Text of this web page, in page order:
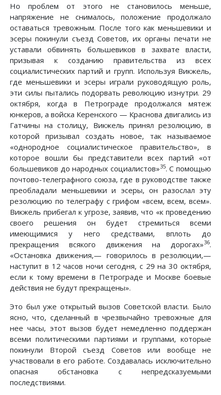
Но проблем от этого не становилось меньше,
напряжение не снималось, положение продолжало
оставаться тревожным. После того как меньшевики и
эсеры покинули съезд Советов, их органы печати не
уставали обвинять большевиков в захвате власти,
призывая к созданию правительства из всех
социалистических партий и групп. Используя Викжель,
где меньшевики и эсеры играли руководящую роль,
эти силы пытались подорвать революцию изнутри. 29
октября, когда в Петрограде продолжался мятеж
юнкеров, а войска Керенского — Краснова двигались из
Гатчины на столицу, Викжель принял резолюцию, в
которой призывал создать новое, так называемое
«однородное социалистическое правительство», в
которое вошли бы представители всех партий «от
большевиков до народных социалистов»35. С помощью
почтово-телеграфного союза, где в руководстве также
преобладали меньшевики и эсеры, он разослал эту
резолюцию по телеграфу с грифом «всем, всем, всем».
Викжель прибегал к угрозе, заявив, что «к проведению
своего решения он будет стремиться всеми
имеющимися у него средствами, вплоть до
прекращения всякого движения на дорогах»36.
«Остановка движения,— говорилось в резолюции,—
наступит в 12 часов ночи сегодня, с 29 на 30 октября,
если к тому времени в Петрограде и Москве боевые
действия не будут прекращены».
Это был уже открытый вызов Советской власти. Было
ясно, что, сделанный в чрезвычайно тревожные для
нее часы, этот вызов будет немедленно поддержан
всеми политическими партиями и группами, которые
покинули Второй съезд Советов или вообще не
участвовали в его работе. Создавалась исключительно
опасная обстановка с непредсказуемыми
последствиями.